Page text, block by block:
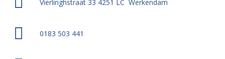
Vierlinghstraat 33 4251 LC Werkendam
0183 503 441